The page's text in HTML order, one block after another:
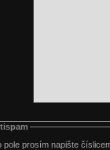
pole prosím napište